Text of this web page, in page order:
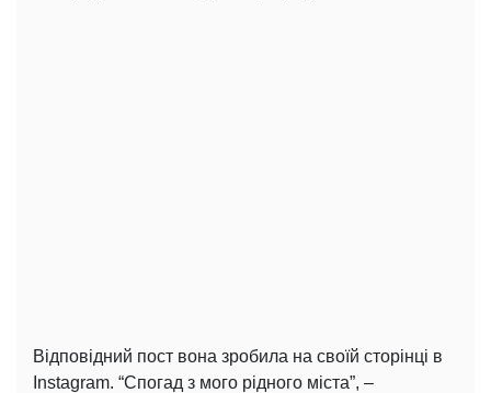
Відповідний пост вона зробила на своїй сторінці в
Instagram. “Спогад з мого рідного міста”, –